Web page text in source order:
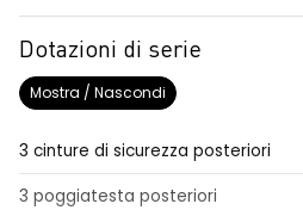
Dotazioni di serie
Mostra / Nascondi
3 cinture di sicurezza posteriori
3 poggiatesta posteriori